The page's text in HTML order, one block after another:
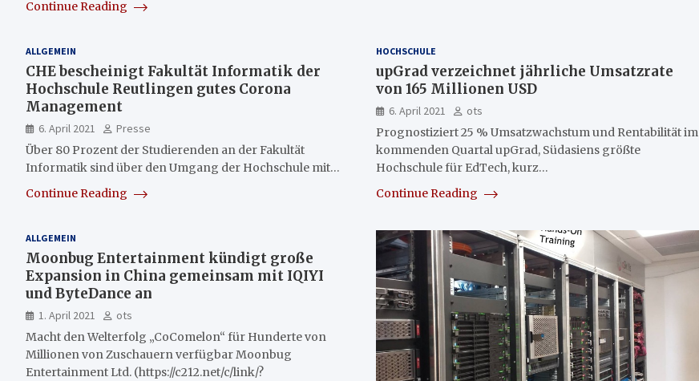
Continue Reading
ALLGEMEIN
CHE bescheinigt Fakultät Informatik der
Hochschule Reutlingen gutes Corona
Management
6. April 2021
Presse
Über 80 Prozent der Studierenden an der Fakultät
Informatik sind über den Umgang der Hochschule mit…
Continue Reading
HOCHSCHULE
upGrad verzeichnet jährliche Umsatzrate
von 165 Millionen USD
6. April 2021
ots
Prognostiziert 25 % Umsatzwachstum und Rentabilität im
kommenden Quartal upGrad, Südasiens größte
Hochschule für EdTech, kurz…
Continue Reading
ALLGEMEIN
Moonbug Entertainment kündigt große
Expansion in China gemeinsam mit IQIYI
und ByteDance an
1. April 2021
ots
Macht den Welterfolg „CoComelon“ für Hunderte von
Millionen von Zuschauern verfügbar Moonbug
Entertainment Ltd. (https://c212.net/c/link/?